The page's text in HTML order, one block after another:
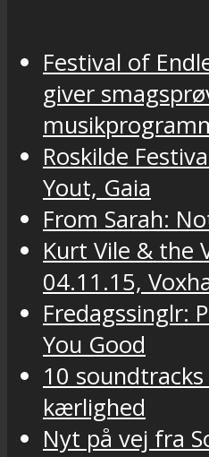
Festival of
giver
Roskilde
Yout, Gaia
From Sarah:
Kurt Vile & the
04.11.15,
Fredagssinglr:
You Good
10
kærlighed
Nyt på vej fra